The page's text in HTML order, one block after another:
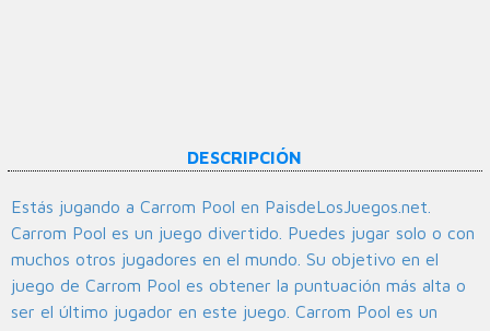
DESCRIPCIÓN
Estás jugando a Carrom Pool en PaisdeLosJuegos.net.
Carrom Pool es un juego divertido. Puedes jugar solo o con
muchos otros jugadores en el mundo. Su objetivo en el
juego de Carrom Pool es obtener la puntuación más alta o
ser el último jugador en este juego. Carrom Pool es un